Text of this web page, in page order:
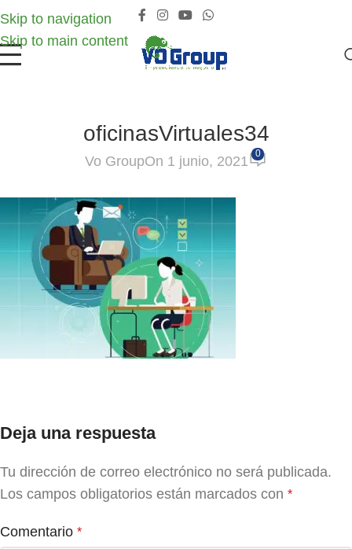
Skip to navigation
Skip to main content
oficinasVirtuales34
Vo GroupOn 1 junio, 2021 0
Deja una respuesta
Tu dirección de correo electrónico no será publicada.
Los campos obligatorios están marcados con *
Comentario *